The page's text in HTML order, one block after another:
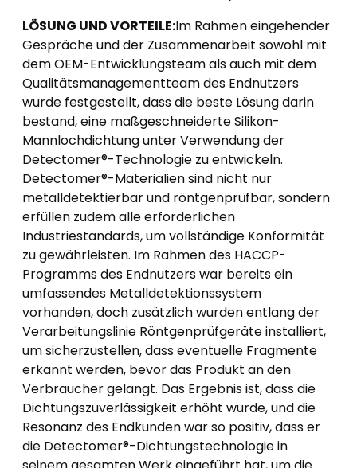
LÖSUNG UND VORTEILE:Im Rahmen eingehender
Gespräche und der Zusammenarbeit sowohl mit
dem OEM-Entwicklungsteam als auch mit dem
Qualitätsmanagementteam des Endnutzers
wurde festgestellt, dass die beste Lösung darin
bestand, eine maßgeschneiderte Silikon-
Mannlochdichtung unter Verwendung der
Detectomer®-Technologie zu entwickeln.
Detectomer®-Materialien sind nicht nur
metalldetektierbar und röntgenprüfbar, sondern
erfüllen zudem alle erforderlichen
Industriestandards, um vollständige Konformität
zu gewährleisten. Im Rahmen des HACCP-
Programms des Endnutzers war bereits ein
umfassendes Metalldetektionssystem
vorhanden, doch zusätzlich wurden entlang der
Verarbeitungslinie Röntgenprüfgeräte installiert,
um sicherzustellen, dass eventuelle Fragmente
erkannt werden, bevor das Produkt an den
Verbraucher gelangt. Das Ergebnis ist, dass die
Dichtungszuverlässigkeit erhöht wurde, und die
Resonanz des Endkunden war so positiv, dass er
die Detectomer®-Dichtungstechnologie in